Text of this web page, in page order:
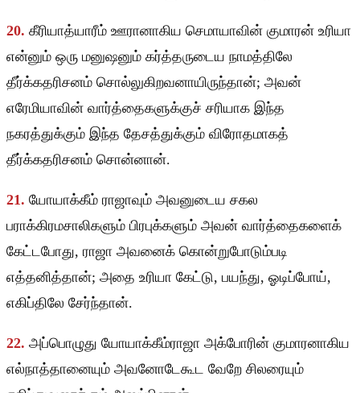
20. கீரியாத்யாரீம் ஊரானாகிய செமாயாவின் குமாரன் உரியா
என்னும் ஒரு மனுஷனும் கர்த்தருடைய நாமத்திலே
தீர்க்கதரிசனம் சொல்லுகிறவனாயிருந்தான்; அவன்
எரேமியாவின் வார்த்தைகளுக்குச் சரியாக இந்த
நகரத்துக்கும் இந்த தேசத்துக்கும் விரோதமாகத்
தீர்க்கதரிசனம் சொன்னான்.
21. யோயாக்கீம் ராஜாவும் அவனுடைய சகல
பராக்கிரமசாலிகளும் பிரபுக்களும் அவன் வார்த்தைகளைக்
கேட்டபோது, ராஜா அவனைக் கொன்றுபோடும்படி
எத்தனித்தான்; அதை உரியா கேட்டு, பயந்து, ஓடிப்போய்,
எகிப்திலே சேர்ந்தான்.
22. அப்பொழுது யோயாக்கீம்ராஜா அக்போரின் குமாரனாகிய
எல்நாத்தானையும் அவனோடேகூட வேறே சிலரையும்